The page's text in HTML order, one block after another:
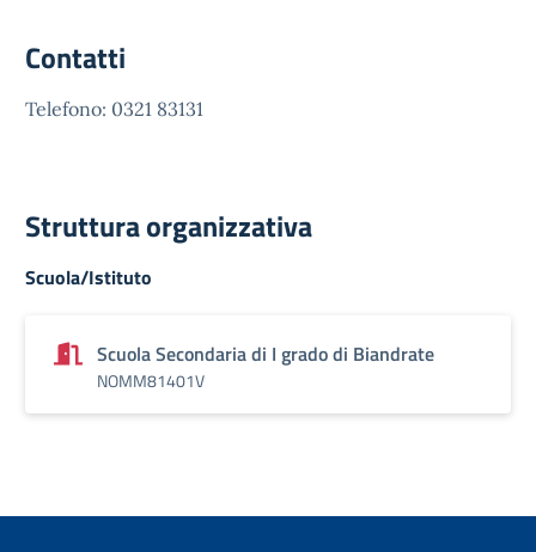
Contatti
Telefono: 0321 83131
Struttura organizzativa
Scuola/Istituto
Scuola Secondaria di I grado di Biandrate
NOMM81401V